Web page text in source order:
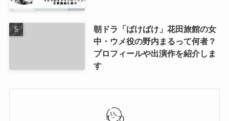
朝ドラ「ばけばけ」花田旅館の女
中・ウメ役の野内まるって何者？
プロフィールや出演作を紹介しま
す